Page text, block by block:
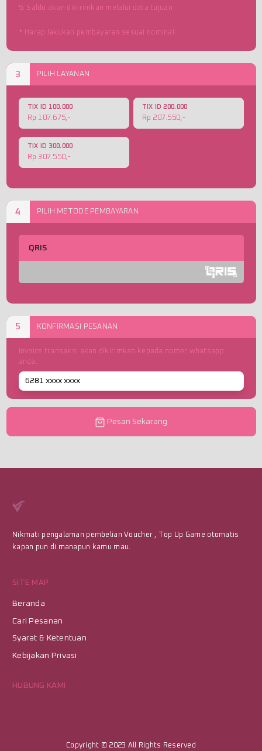
5. Saldo akan dikirimkan melalui data tujuan
* Harap lakukan pembayaran sesuai nominal.
3 PILIH LAYANAN
TIX ID 100.000
Rp 107.675,-
TIX ID 200.000
Rp 207.550,-
TIX ID 300.000
Rp 307.550,-
4 PILIH METODE PEMBAYARAN
QRIS
5 KONFIRMASI PESANAN
Invoice transaksi akan dikirimkan kepada nomer whatsapp
anda.
Pesan Sekarang
Nikmati pengalaman pembelian Voucher , Top Up Game otomatis
kapan pun di manapun kamu mau.
SITE MAP
Beranda
Cari Pesanan
Syarat & Ketentuan
Kebijakan Privasi
HUBUNG KAMI
Copyright © 2023 All Rights Reserved